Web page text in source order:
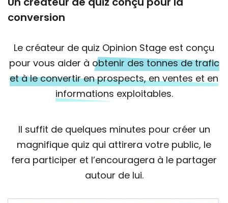
conversion
Le créateur de quiz Opinion Stage est conçu
pour vous aider à obtenir des tonnes de trafic
et à le convertir en prospects, en ventes et en
informations exploitables.
Il suffit de quelques minutes pour créer un
magnifique quiz qui attirera votre public, le
fera participer et l’encouragera à le partager
autour de lui.